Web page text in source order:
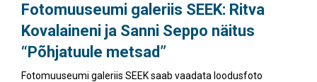
Fotomuuseumi galeriis SEEK: Ritva
Kovalaineni ja Sanni Seppo näitus
“Põhjatuule metsad”
Fotomuuseumi galeriis SEEK saab vaadata loodusfoto